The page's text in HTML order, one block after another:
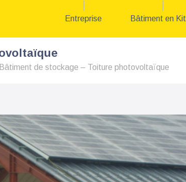
Entreprise Bâtiment en Kit
Bâtiment de stockage – Toiture photovoltaïque